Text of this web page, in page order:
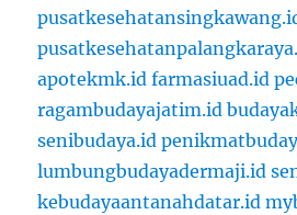
apotekmk.id farmasiuad.id
ragambudayajatim.id
senibudaya.id
lumbungbudayadermaji.id
kebudayaantanahdatar.id